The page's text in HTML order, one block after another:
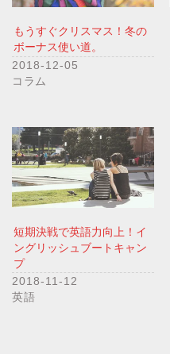
もうすぐクリスマス！冬の
ボーナス使い道。
2018-12-05
コラム
短期決戦で英語力向上！イ
ングリッシュブートキャン
プ
2018-11-12
英語